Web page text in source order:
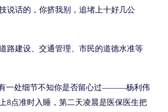
说话的，你挤我别，追堵上十好几公
路建设、交通管理、市民的道德水准等
一处细节不知你是否留心过―――杨利伟
8点准时入睡，第二天凌晨是医保医生把